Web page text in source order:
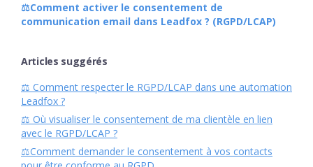
⚖️Comment activer le consentement de
communication email dans Leadfox ? (RGPD/LCAP)
Articles suggérés
⚖️ Comment respecter le RGPD/LCAP dans une automation
Leadfox ?
⚖️ Où visualiser le consentement de ma clientèle en lien
avec le RGPD/LCAP ?
⚖️Comment demander le consentement à vos contacts